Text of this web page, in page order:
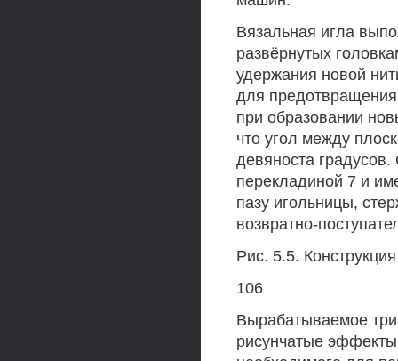
Вязальная игла
развёрнутых
удержания новой
для предотвращения
при образовании
что угол между
девяноста
перекладиной 7 и
пазу игольницы,
возвратно-
Рис. 5.5.
106
Вырабатываемое
рисунчатые